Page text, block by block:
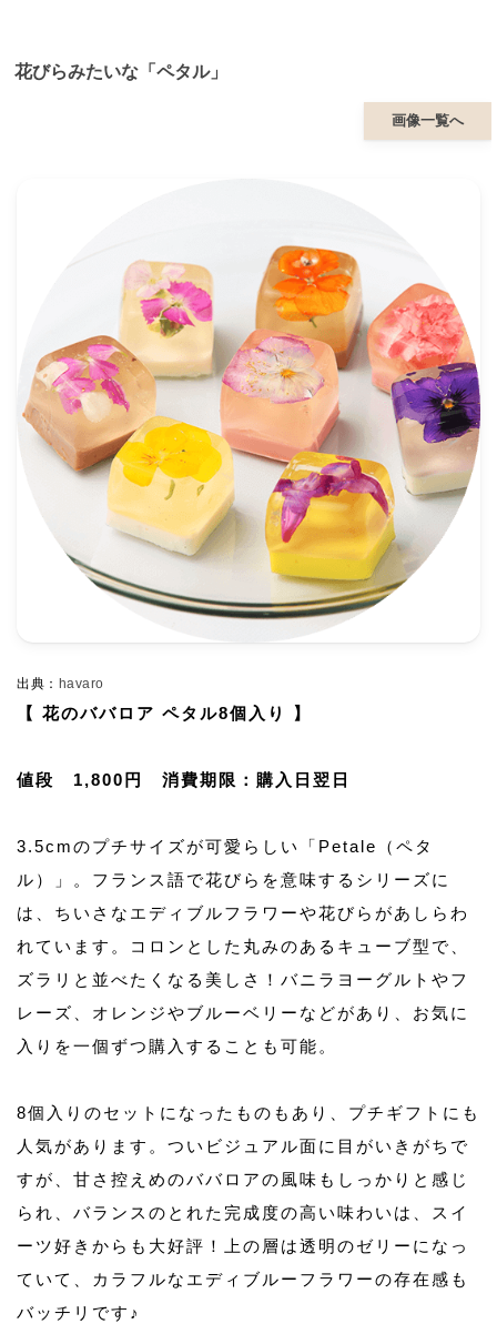
花びらみたいな「ペタル」
画像一覧へ
出典： havaro
【 花のババロア ペタル8個入り 】
値段 1,800円 消費期限：購入日翌日
3.5cmのプチサイズが可愛らしい「Petale（ペタ
ル）」。フランス語で花びらを意味するシリーズに
は、ちいさなエディブルフラワーや花びらがあしらわ
れています。コロンとした丸みのあるキューブ型で、
ズラリと並べたくなる美しさ！バニラヨーグルトやフ
レーズ、オレンジやブルーベリーなどがあり、お気に
入りを一個ずつ購入することも可能。
8個入りのセットになったものもあり、プチギフトにも
人気があります。ついビジュアル面に目がいきがちで
すが、甘さ控えめのババロアの風味もしっかりと感じ
られ、バランスのとれた完成度の高い味わいは、スイ
ーツ好きからも大好評！上の層は透明のゼリーになっ
ていて、カラフルなエディブルーフラワーの存在感も
バッチリです♪